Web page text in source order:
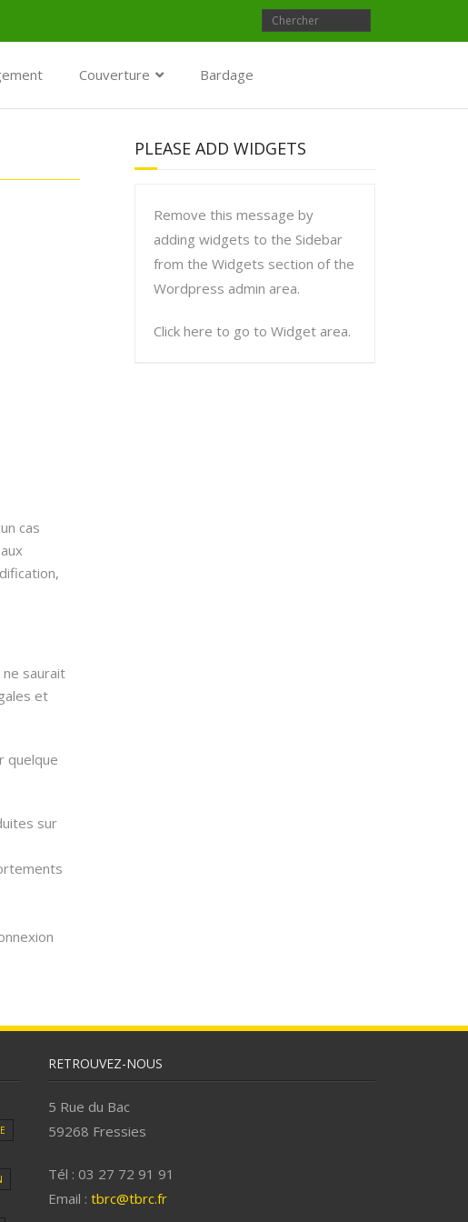
Couverture Bardage
cas
ne saurait
et
quelque
sur
PLEASE ADD WIDGETS
Remove this message by
adding widgets to the Sidebar
from the Widgets section of the
Wordpress admin area.
Click here to go to Widget area.
RETROUVEZ-NOUS
5 Rue du Bac
59268 Fressies
Tél : 03 27 72 91 91
Email : tbrc@tbrc.fr